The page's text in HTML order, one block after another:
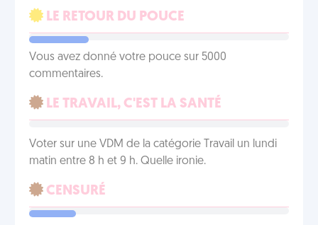
LE RETOUR DU POUCE
Vous avez donné votre pouce sur 5000
commentaires.
LE TRAVAIL, C'EST LA SANTÉ
Voter sur une VDM de la catégorie Travail un lundi
matin entre 8 h et 9 h. Quelle ironie.
CENSURÉ